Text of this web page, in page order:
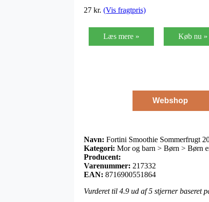
27 kr. (Vis fragtpris)
Læs mere » Køb nu »
Webshop
Navn: Fortini Smoothie Sommerfrugt
Kategori: Mor og barn > Børn > Børn
Producent:
Varenummer: 217332
EAN: 8716900551864
Vurderet til 4.9 ud af 5 stjerner baseret